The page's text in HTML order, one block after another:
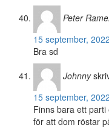
Peter
15 september,
Bra sd
Johnny
15 september,
Finns bara ett
för att dom röstar